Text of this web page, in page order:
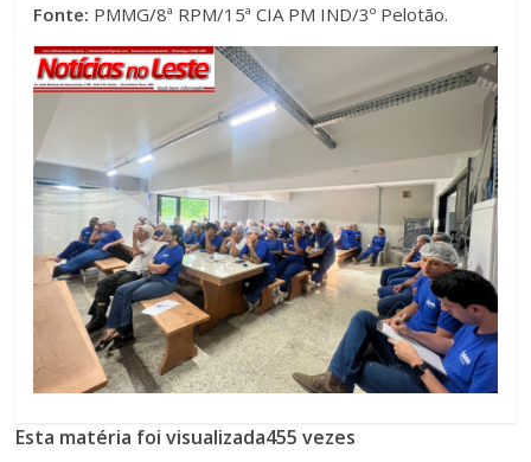
Fonte: PMMG/8ª RPM/15ª CIA PM IND/3º Pelotão.
Esta matéria foi visualizada455 vezes